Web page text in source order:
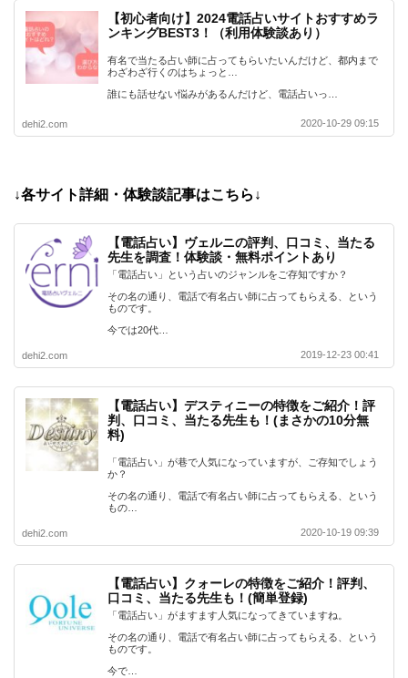
【初心者向け】2024電話占いサイトおすすめラ
ンキングBEST3！（利用体験談あり）
有名で当たる占い師に占ってもらいたいんだけど、都内まで
わざわざ行くのはちょっと…
誰にも話せない悩みがあるんだけど、電話占いっ…
dehi2.com 2020-10-29 09:15
↓各サイト詳細・体験談記事はこちら↓
【電話占い】ヴェルニの評判、口コミ、当たる
先生を調査！体験談・無料ポイントあり
「電話占い」という占いのジャンルをご存知ですか？
その名の通り、電話で有名占い師に占ってもらえる、という
ものです。
今では20代…
dehi2.com 2019-12-23 00:41
【電話占い】デスティニーの特徴をご紹介！評
判、口コミ、当たる先生も！(まさかの10分無
料)
「電話占い」が巷で人気になっていますが、ご存知でしょう
か？
その名の通り、電話で有名占い師に占ってもらえる、という
もの…
dehi2.com 2020-10-19 09:39
【電話占い】クォーレの特徴をご紹介！評判、
口コミ、当たる先生も！(簡単登録)
「電話占い」がますます人気になってきていますね。
その名の通り、電話で有名占い師に占ってもらえる、という
ものです。
今で…